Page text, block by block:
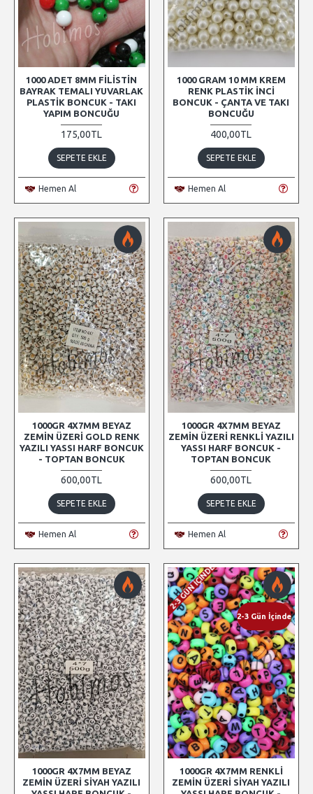
1000 ADET 8MM FILISTIN
BAYRAK TEMALI YUVARLAK
PLASTIK BONCUK - TAKI
YAPIM BONCUĞU
175,00TL
SEPETE EKLE
Hemen Al
1000 GRAM 10 MM KREM
RENK PLASTIK İNCI
BONCUK - ÇANTA VE TAKI
BONCUĞU
400,00TL
SEPETE EKLE
Hemen Al
1000GR 4X7MM BEYAZ
ZEMIN ÜZERI GOLD RENK
YAZILI YASSI HARF BONCUK
- TOPTAN BONCUK
600,00TL
SEPETE EKLE
Hemen Al
1000GR 4X7MM BEYAZ
ZEMIN ÜZERI RENKLI YAZILI
YASSI HARF BONCUK -
TOPTAN BONCUK
600,00TL
SEPETE EKLE
Hemen Al
1000GR 4X7MM BEYAZ
ZEMIN ÜZERI SIYAH YAZILI
2-3 Gün İçinde
2-3 GÜN İÇINDE
1000GR 4X7MM RENKLI
ZEMIN ÜZERI SIYAH YAZILI